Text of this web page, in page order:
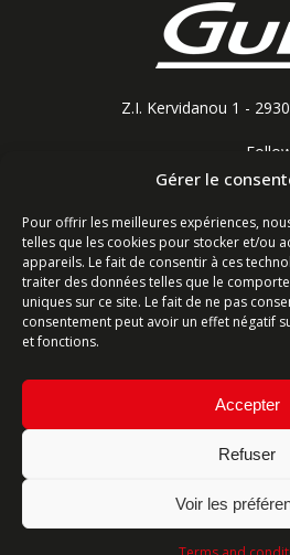
Gérer le
Pour offrir les meilleures expériences,
telles que les cookies pour stocker et/ou
appareils. Le fait de consentir à ces
traiter des données telles que le
uniques sur ce site. Le fait de ne pas
consentement peut avoir un effet négatif
et fonctions.
Accepter
Refuser
Voir les
Z.I. Kervidanou 1 -
Contact form
Ligne commerciale :
Lundi-Vendredi 8h-12h &
12h
Service Après-Vente :